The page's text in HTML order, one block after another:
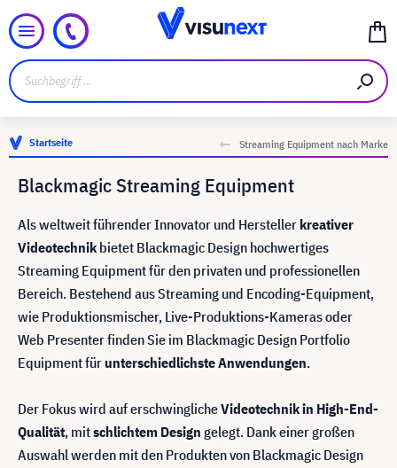
Startseite Streaming Equipment nach Marke
Blackmagic Streaming Equipment
Als weltweit führender Innovator und Hersteller kreativer
Videotechnikbietet Blackmagic Design hochwertiges
Streaming Equipment für den privaten und professionellen
Bereich. Bestehend aus Streaming und Encoding-Equipment,
wie Produktionsmischer, Live-Produktions-Kameras oder
Web Presenter finden Sie im Blackmagic Design Portfolio
Equipment fürunterschiedlichste Anwendungen.
Der Fokus wird auf erschwinglicheVideotechnik in High-End-
Qualität, mitschlichtem Design gelegt. Dank einer großen
Auswahl werden mit den Produkten von Blackmagic Design